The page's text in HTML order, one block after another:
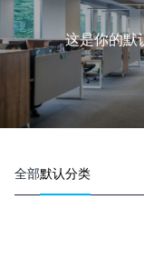
这是你的默
全部默认分类